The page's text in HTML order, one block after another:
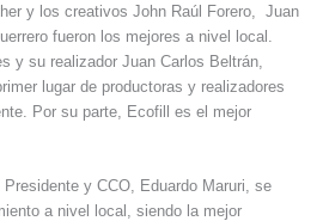
y los creativos John Raúl Forero, Juan
fueron los mejores a nivel local.
y su realizador Juan Carlos Beltrán,
lugar de productoras y realizadores
Por su parte, Ecofill es el mejor
y CCO, Eduardo Maruri, se
a nivel local, siendo la mejor